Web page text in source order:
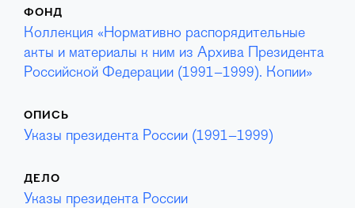
ФОНД
Коллекция «Нормативно распорядительные
акты и материалы к ним из Архива Президента
Российской Федерации (1991–1999). Копии»
ОПИСЬ
Указы президента России (1991–1999)
ДЕЛО
Указы президента России